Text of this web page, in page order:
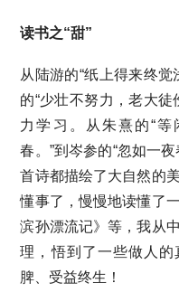
读书之“甜”
从陆游的“纸上得来终
的“少壮不努力，老大
力学习。从朱熹的“
春。”到岑参的“忽如一
首诗都描绘了大自然的
懂事了，慢慢地读懂了
滨孙漂流记》等，我从
理，悟到了一些做人
脾、受益终生！